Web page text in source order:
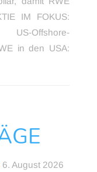
IM FOKUS:
Offshore-
in den USA:
6. August 2026